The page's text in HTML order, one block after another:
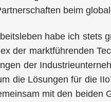
beim
habe ich stets
der marktführenden
der
die Lösungen für die
mit den beiden